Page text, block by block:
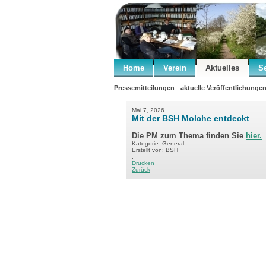
Home Verein Aktuelles
Pressemitteilungen aktuelle Veröffentlichungen
Mai 7, 2026
Mit der BSH Molche entdeckt
Die PM zum Thema finden Sie hier.
Kategorie: General
Erstellt von: BSH
Drucken
Zurück